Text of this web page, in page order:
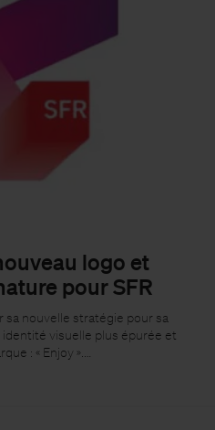
logo et
pour SFR
sa nouvelle stratégie pour sa
visuelle plus épurée et
: « Enjoy ».…